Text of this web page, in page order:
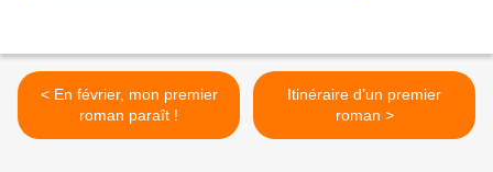
< En février, mon premier
roman paraît !
Itinéraire d’un premier
roman >